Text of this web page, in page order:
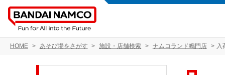
HOME あそび場をさがす 施設・店舗検索 ナムコランド鳴門店 入